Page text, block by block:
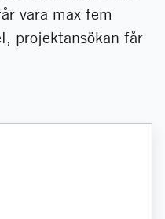
vara max fem
projektansökan får